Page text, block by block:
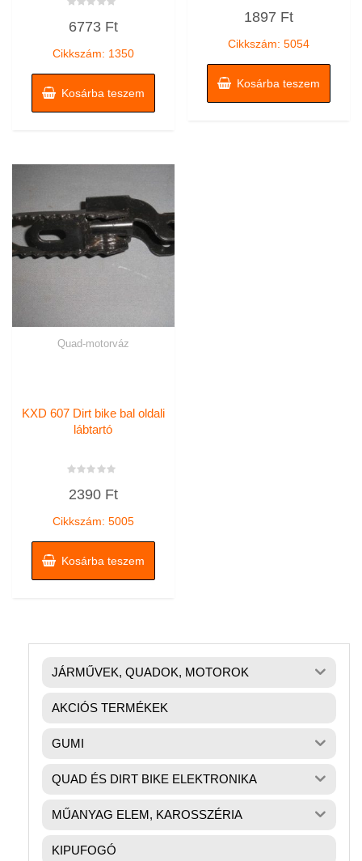
0
6773 Ft
Cikkszám: 1350
Kosárba teszem
01897 Ft
Cikkszám: 5054
Kosárba teszem
Quad-motorváz
KXD 607 Dirt bike bal oldali
lábtartó
0
2390 Ft
Cikkszám: 5005
Kosárba teszem
JÁRMŰVEK, QUADOK, MOTOROK
AKCIÓS TERMÉKEK
GUMI
QUAD ÉS DIRT BIKE ELEKTRONIKA
MŰANYAG ELEM, KAROSSZÉRIA
KIPUFOGÓ